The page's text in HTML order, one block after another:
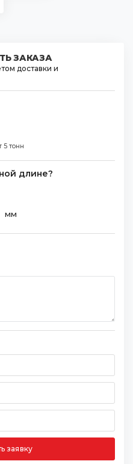
ЗАКАЗА
доставки и
5 тонн
длине?
мм
заявку